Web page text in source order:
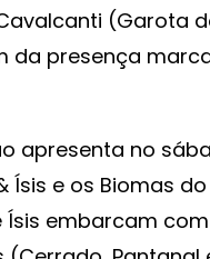
(Garota
da presença
apresenta no
e os Biomas do
embarcam